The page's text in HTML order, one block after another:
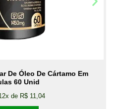
De Óleo De Cártamo Em
60 Unid
de R$ 11,04